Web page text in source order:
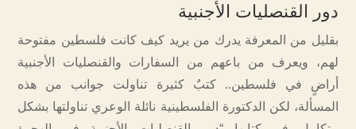
دور القنصليات الأجنبية
بقليل من المعرفة يدرك من يريد كيف كانت فلسطين مفتوحة
لهم، ويعرف من باعهم من السفارات والقنصليات الأجنبية
أراضٍ في فلسطين.. كتبٌ كثيرة تناولت جوانب من هذه
المسألة، لكن الدكتورة الفلسطينية نائلة الوعري تناولتها بشكل